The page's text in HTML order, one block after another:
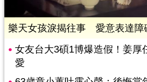
樂天女孩淚揭往事 愛意表達障
女友台大3碩1博爆造假！姜厚
愛